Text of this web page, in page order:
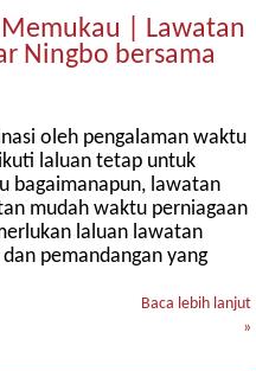
| Lawatan
Ningbo bersama
oleh pengalaman waktu
laluan tetap untuk
bagaimanapun, lawatan
mudah waktu perniagaan
laluan lawatan
pemandangan yang
Baca lebih lanjut
»